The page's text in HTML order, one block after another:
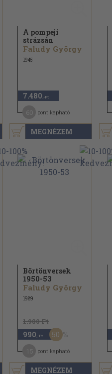
MEGNÉZEM
A pompeji
strázsán
Faludy György
1945
7.480 ,-Ft
pont kapható
MEGNÉZEM
Börtönversek
1950-53
Faludy György
1989
1.980 Ft
990 ,-Ft 50
pont kapható